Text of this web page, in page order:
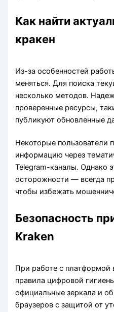
Как найти
кракен
Из-за особенностей
меняться. Для поиска
несколько методов.
проверенные ресурсы,
публикуют обновленные
Некоторые пользователи
информацию через
Telegram-каналы. Однако
осторожности — всегда
чтобы избежать
Безопасность
Kraken
При работе с
правила цифровой
официальные зеркала и
браузеров с защитой от